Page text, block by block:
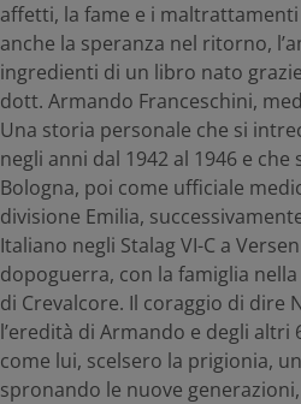
affetti, la fame e i
anche la speranza nel ritorno,
ingredienti di un libro nato
dott. Armando Franceschini,
Una storia personale che si
negli anni dal 1942 al 1946 e
Bologna, poi come ufficiale
divisione Emilia,
Italiano negli Stalag VI-C a
dopoguerra, con la famiglia
di Crevalcore. Il coraggio di dire
l’eredità di Armando e degli
come lui, scelsero la prigionia,
spronando le nuove